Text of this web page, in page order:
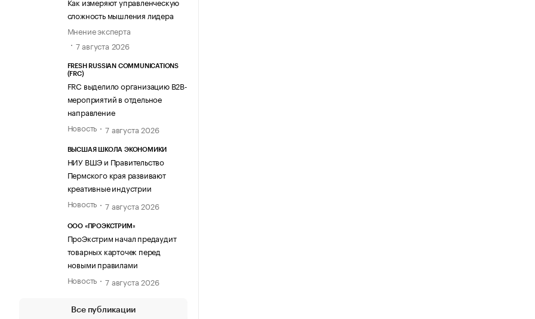
сложность мышления лидера
Мнение эксперта
7 августа 2026
FRESH RUSSIAN COMMUNICATIONS
(FRC)
FRC выделило организацию B2B-
мероприятий в отдельное
направление
Новость
7 августа 2026
ВЫСШАЯ ШКОЛА ЭКОНОМИКИ
НИУ ВШЭ и Правительство
Пермского края развивают
креативные индустрии
Новость
7 августа 2026
ООО «ПРОЭКСТРИМ»
ПроЭкстрим начал предаудит
товарных карточек перед
новыми правилами
Новость
7 августа 2026
Все публикации